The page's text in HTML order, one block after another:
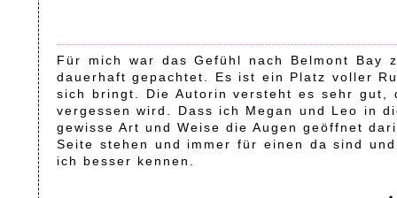
Für mich war das Gefühl nach Belmont Bay
dauerhaft gepachtet. Es ist ein Platz voller
sich bringt. Die Autorin versteht es sehr gut,
vergessen wird. Dass ich Megan und Leo in
gewisse Art und Weise die Augen geöffnet
Seite stehen und immer für einen da sind
ich besser kennen.